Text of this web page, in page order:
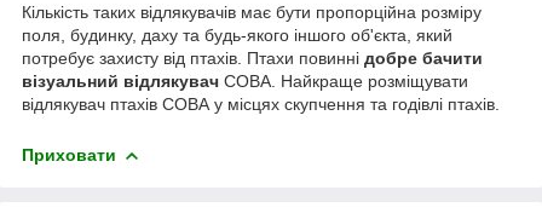
Кількість таких відлякувачів має бути пропорційна розміру
поля, будинку, даху та будь-якого іншого об'єкта, який
потребує захисту від птахів. Птахи повинні добре бачити
візуальний відлякувач СОВА. Найкраще розміщувати
відлякувач птахів СОВА у місцях скупчення та годівлі птахів.
Приховати